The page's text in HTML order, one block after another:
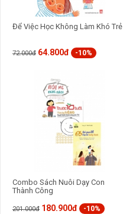
Để Việc Học Không Làm Khó Trẻ
72.000đ 64.800đ -10%
Combo Sách Nuôi Dạy Con
Thành Công
201.000đ 180.900đ -10%